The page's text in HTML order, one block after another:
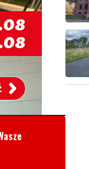
okazało się,
konia do